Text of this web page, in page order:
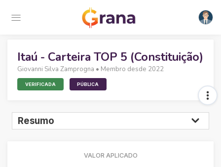
Itaú - Carteira TOP 5 (Constituição)
Giovanni Silva Zamprogna • Membro desde 2022
VERIFICADA PÚBLICA
VALOR APLICADO